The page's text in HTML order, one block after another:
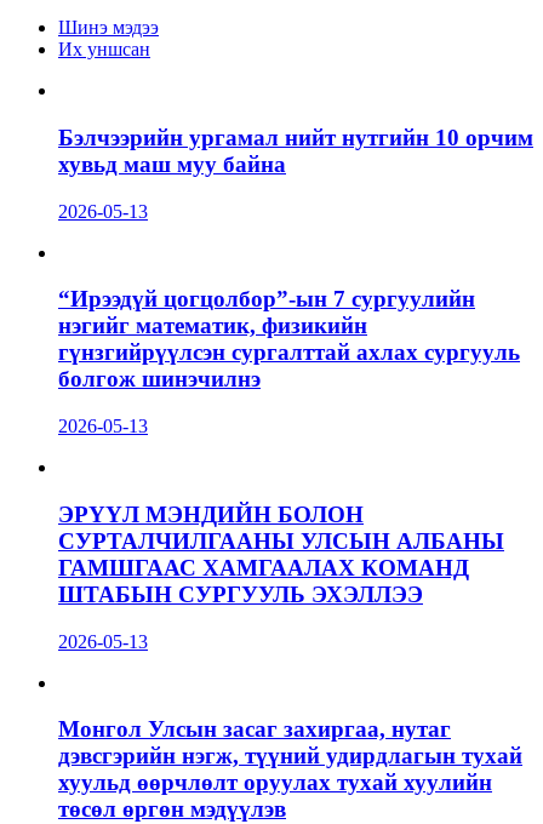
Шинэ мэдээ
Их уншсан
Бэлчээрийн ургамал нийт нутгийн 10 орчим
хувьд маш муу байна
2026-05-13
“Ирээдүй цогцолбор”-ын 7 сургуулийн
нэгийг математик, физикийн
гүнзгийрүүлсэн сургалттай ахлах сургууль
болгож шинэчилнэ
2026-05-13
ЭРҮҮЛ МЭНДИЙН БОЛОН
СУРТАЛЧИЛГААНЫ УЛСЫН АЛБАНЫ
ГАМШГААС ХАМГААЛАХ КОМАНД
ШТАБЫН СУРГУУЛЬ ЭХЭЛЛЭЭ
2026-05-13
Монгол Улсын засаг захиргаа, нутаг
дэвсгэрийн нэгж, түүний удирдлагын тухай
хуульд өөрчлөлт оруулах тухай хуулийн
төсөл өргөн мэдүүлэв